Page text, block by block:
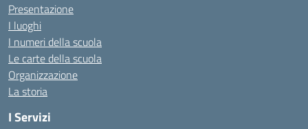
Presentazione
I luoghi
I numeri della scuola
Le carte della scuola
Organizzazione
La storia
I Servizi